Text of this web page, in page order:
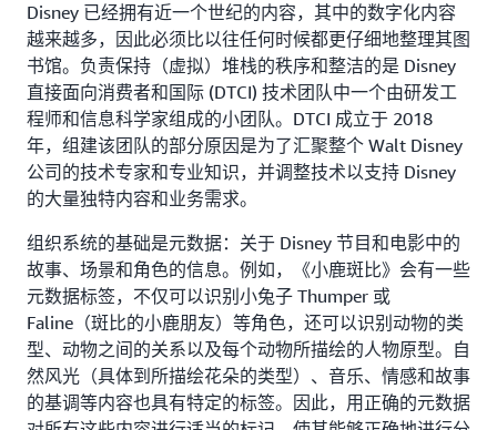
Disney 已经拥有近一个世纪的内容，其中的数字化内容
越来越多，因此必须比以往任何时候都更仔细地整理其图
书馆。负责保持（虚拟）堆栈的秩序和整洁的是 Disney
直接面向消费者和国际 (DTCI) 技术团队中一个由研发工
程师和信息科学家组成的小团队。DTCI 成立于 2018
年，组建该团队的部分原因是为了汇聚整个 Walt Disney
公司的技术专家和专业知识，并调整技术以支持 Disney
的大量独特内容和业务需求。
组织系统的基础是元数据：关于 Disney 节目和电影中的
故事、场景和角色的信息。例如，《小鹿斑比》会有一些
元数据标签，不仅可以识别小兔子 Thumper 或
Faline（斑比的小鹿朋友）等角色，还可以识别动物的类
型、动物之间的关系以及每个动物所描绘的人物原型。自
然风光（具体到所描绘花朵的类型）、音乐、情感和故事
的基调等内容也具有特定的标签。因此，用正确的元数据